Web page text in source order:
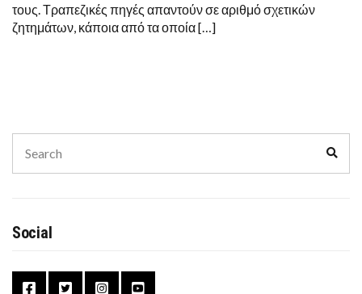
τους. Τραπεζικές πηγές απαντούν σε αριθμό σχετικών
ζητημάτων, κάποια από τα οποία […]
for:
Social